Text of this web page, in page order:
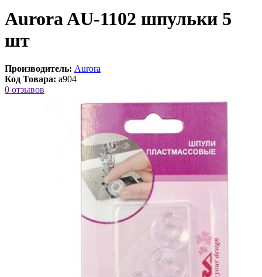
Aurora AU-1102 шпульки 5
шт
Производитель: Aurora
Код Товара: a904
0 отзывов